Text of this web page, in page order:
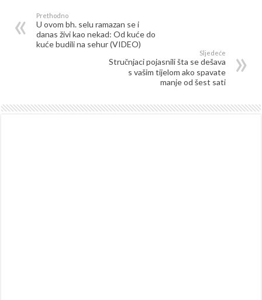
Prethodno
U ovom bh. selu ramazan se i
danas živi kao nekad: Od kuće do
kuće budili na sehur (VIDEO)
Sljedeće
Stručnjaci pojasnili šta se dešava
s vašim tijelom ako spavate
manje od šest sati